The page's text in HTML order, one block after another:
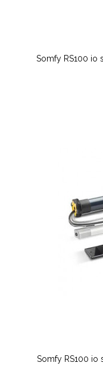
Somfy RS100 io
Somfy RS100 io